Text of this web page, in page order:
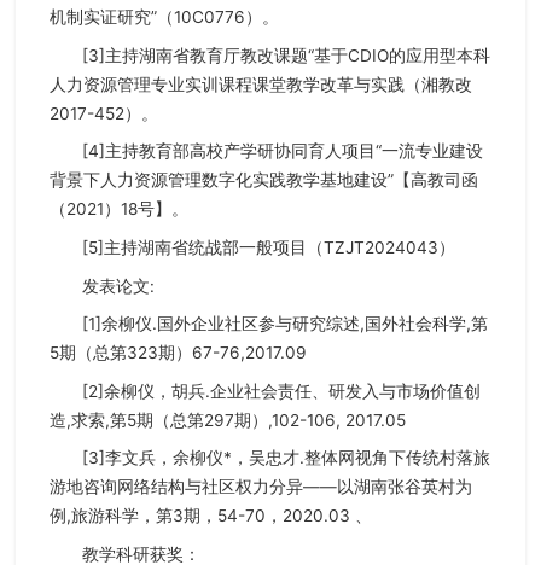
机制实证研究”（10C0776）。
[3]主持湖南省教育厅教改课题“基于CDIO的应用型本科
人力资源管理专业实训课程课堂教学改革与实践（湘教改
2017-452）。
[4]主持教育部高校产学研协同育人项目“一流专业建设
背景下人力资源管理数字化实践教学基地建设”【高教司函
（2021）18号】。
[5]主持湖南省统战部一般项目（TZJT2024043）
发表论文:
[1]余柳仪.国外企业社区参与研究综述,国外社会科学,第
5期（总第323期）67-76,2017.09
[2]余柳仪，胡兵.企业社会责任、研发入与市场价值创
造,求索,第5期（总第297期）,102-106, 2017.05
[3]李文兵，余柳仪*，吴忠才.整体网视角下传统村落旅
游地咨询网络结构与社区权力分异——以湖南张谷英村为
例,旅游科学，第3期，54-70，2020.03 、
教学科研获奖：